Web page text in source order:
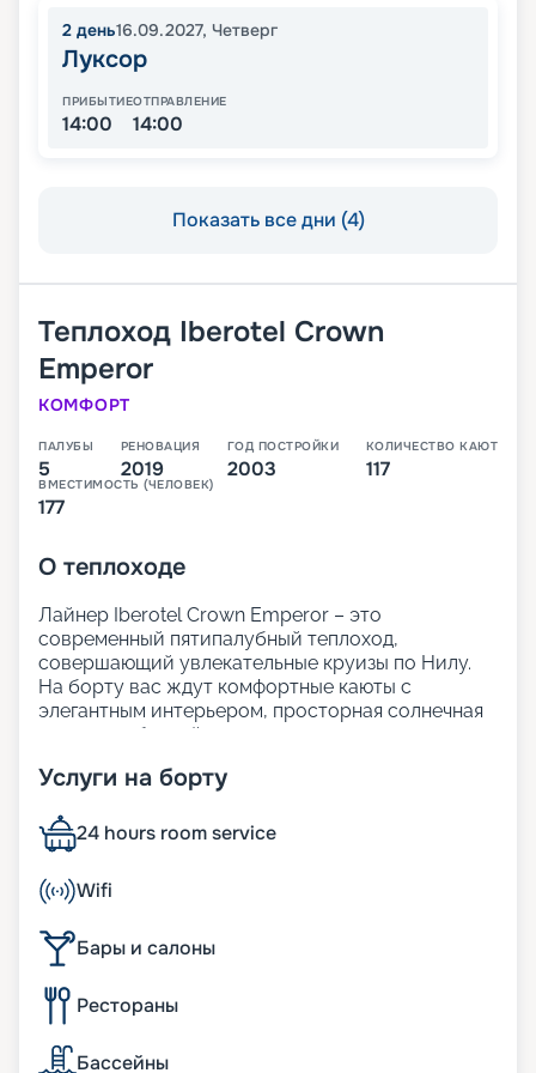
2 день16.09.2027, Четверг
Луксор
ПРИБЫТИЕ
14:00
ОТПРАВЛЕНИЕ
14:00
Показать все дни (4)
Теплоход Iberotel Crown
Emperor
КОМФОРТ
ПАЛУБЫ
5
РЕНОВАЦИЯ
2019
ГОД ПОСТРОЙКИ
2003
КОЛИЧЕСТВО КАЮТ
117
ВМЕСТИМОСТЬ (ЧЕЛОВЕК)
177
О теплоходе
Лайнер Iberotel Crown Emperor – это
современный пятипалубный теплоход,
совершающий увлекательные круизы по Нилу.
На борту вас ждут комфортные каюты с
элегантным интерьером, просторная солнечная
терраса с бассейном для отдыха, а также
Гостям предлагается изысканный ресторан с
Iberotel Crown Emperor создан для того, чтобы
ваше путешествие
максимально ярким и незабываемым.
Размещение
На теплоходе находятся 117 кают с одноместным,
двухместным и трёхместным размещением. В
каждой каюте есть мини-бар и спутниковое
телевидение, чтобы отдых в номере был
Услуги на борту
24 hours room service
Wifi
Бары и салоны
Рестораны
Бассейны